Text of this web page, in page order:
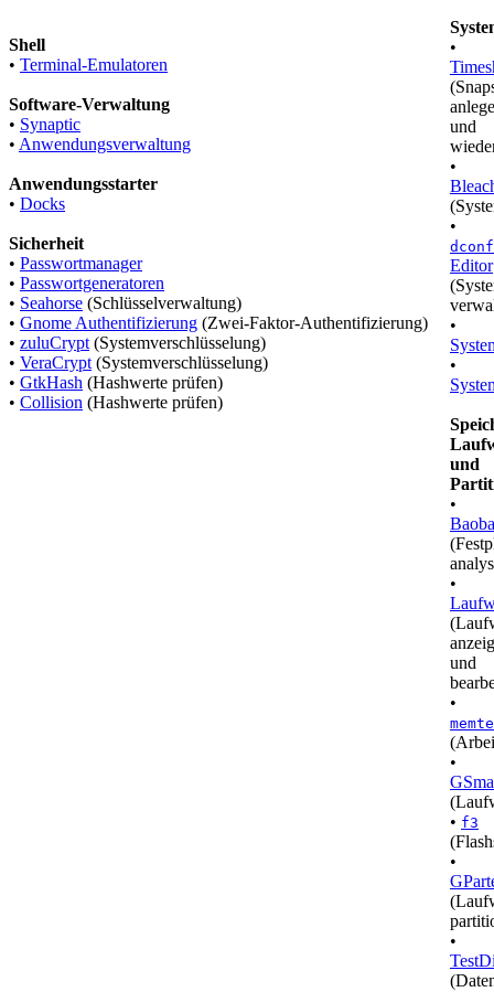
Shell
• Terminal-Emulatoren
Software-Verwaltung
• Synaptic
• Anwendungsverwaltung
Anwendungsstarter
• Docks
Sicherheit
• Passwortmanager
• Passwortgeneratoren
• Seahorse (Schlüsselverwaltung)
• Gnome Authentifizierung (Zwei-Faktor-Authentifizierung)
• zuluCrypt (Systemverschlüsselung)
• VeraCrypt (Systemverschlüsselung)
• GtkHash (Hashwerte prüfen)
• Collision (Hashwerte prüfen)
•
und
•
•
dconf
Editor
•
•
und
•
•
und
•
•
• f3
•
•